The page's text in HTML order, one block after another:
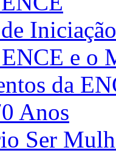
e o
da
Anos
Ser